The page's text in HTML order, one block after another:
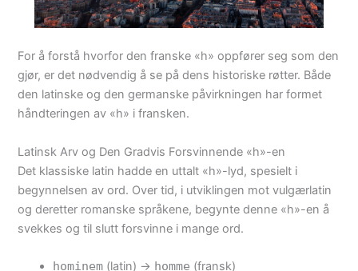
For å forstå hvorfor den franske «h» oppfører seg som den
gjør, er det nødvendig å se på dens historiske røtter. Både
den latinske og den germanske påvirkningen har formet
håndteringen av «h» i fransken.
Latinsk Arv og Den Gradvis Forsvinnende «h»-en
Det klassiske latin hadde en uttalt «h»-lyd, spesielt i
begynnelsen av ord. Over tid, i utviklingen mot vulgærlatin
og deretter romanske språkene, begynte denne «h»-en å
svekkes og til slutt forsvinne i mange ord.
hominem (latin) -> homme (fransk)